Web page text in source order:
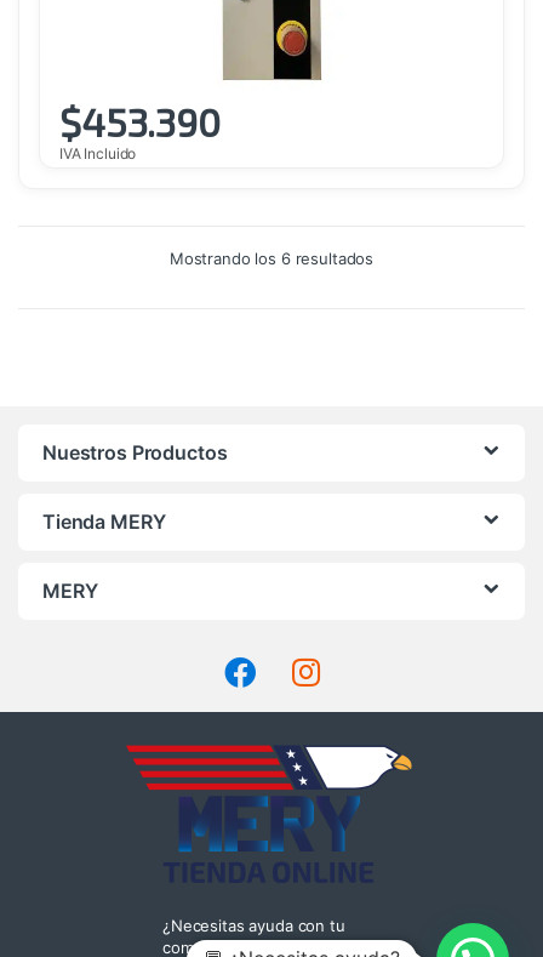
$453.390
IVA Incluido
Mostrando los 6 resultados
Nuestros Productos
Tienda MERY
MERY
¿Necesitas ayuda con tu
compra? Llámanos!